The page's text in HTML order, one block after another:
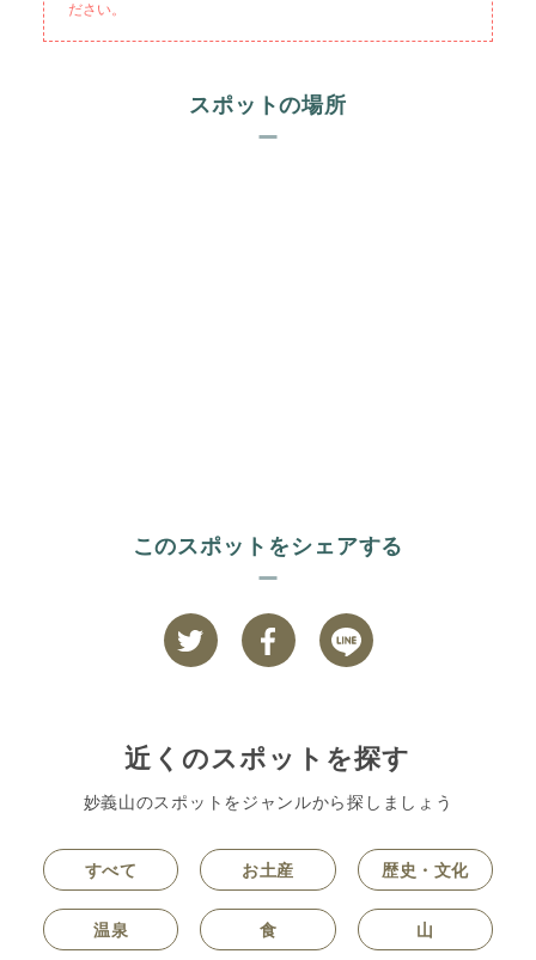
ださい。
スポットの場所
このスポットをシェアする
近くのスポットを探す
妙義山のスポットをジャンルから探しましょう
すべて お土産 歴史・文化
温泉 食 山